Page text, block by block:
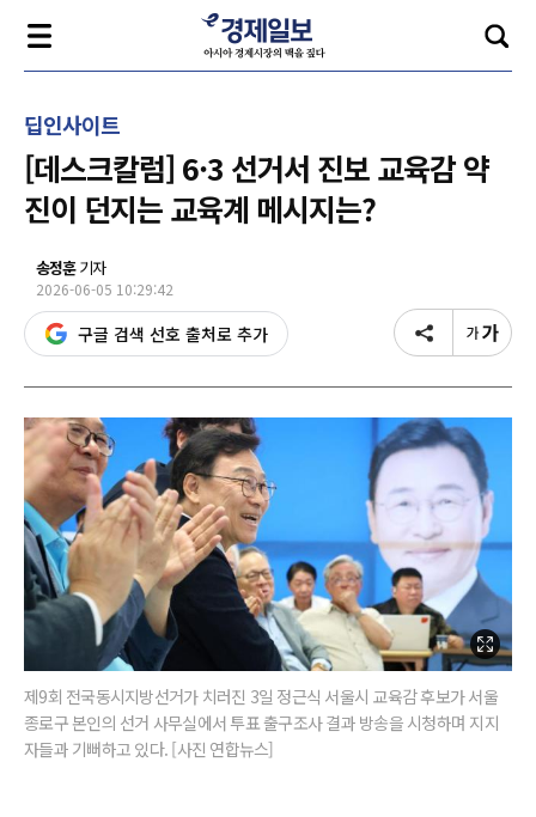
딥인사이트
[데스크칼럼] 6·3 선거서 진보 교육감 약
진이 던지는 교육계 메시지는?
송정훈기자
2026-06-05 10:29:42
구글 검색 선호 출처로 추가
제9회 전국동시지방선거가 치러진 3일 정근식 서울시 교육감 후보가 서울
종로구 본인의 선거 사무실에서 투표 출구조사 결과 방송을 시청하며 지지
자들과 기뻐하고 있다. [사진 연합뉴스]